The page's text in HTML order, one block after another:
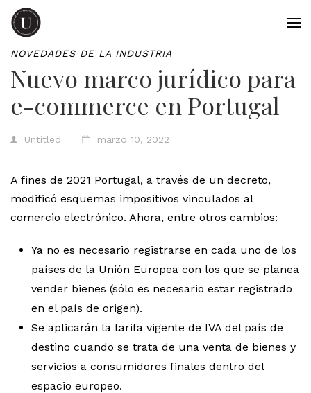
NOVEDADES DE LA INDUSTRIA
Nuevo marco jurídico para
e-commerce en Portugal
Untitled marzo 10, 2022
A fines de 2021 Portugal, a través de un decreto,
modificó esquemas impositivos vinculados al
comercio electrónico. Ahora, entre otros cambios:
Ya no es necesario registrarse en cada uno de los
países de la Unión Europea con los que se planea
vender bienes (sólo es necesario estar registrado
en el país de origen).
Se aplicarán la tarifa vigente de IVA del país de
destino cuando se trata de una venta de bienes y
servicios a consumidores finales dentro del
espacio europeo.